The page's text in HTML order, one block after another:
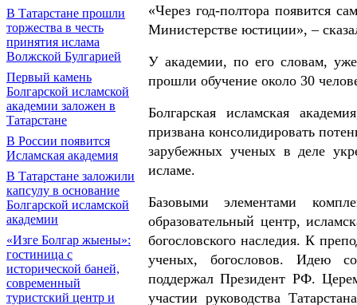
В Татарстане прошли
торжества в честь
принятия ислама
Волжской Булгарией
Первый камень
Болгарской исламской
академии заложен в
Татарстане
В России появится
Исламская академия
В Татарстане заложили
капсулу в основание
Болгарской исламской
академии
«Изге Болгар жыены»:
гостиница с
исторической баней,
современный
туристский центр и
«Через год-полтора появится
Министерстве юстиции», –
У академии, по его словам,
прошли обучение около 30
Болгарская исламская
призвана консолидировать
зарубежных ученых в деле
исламе.
Базовыми элементами
образовательный центр,
богословского наследия. К
ученых, богословов. Идею
поддержал Президент РФ.
участии руководства